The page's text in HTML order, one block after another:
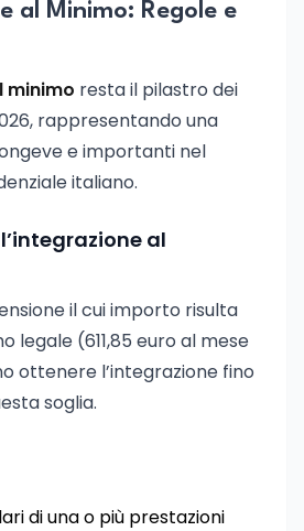
al Minimo: Regole e
minimo resta il pilastro dei
rappresentando una
e importanti nel
italiano.
al
il cui importo risulta
legale (611,85 euro al mese
ottenere l’integrazione fino
soglia.
di una o più prestazioni